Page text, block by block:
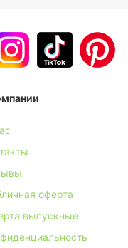
оферта
выпускные